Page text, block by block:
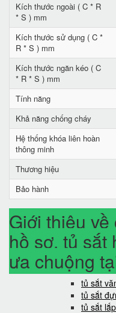
Kích thước ngoài ( C * R
* S ) mm
Kích thước sử dụng ( C *
R * S ) mm
Kích thước ngăn kéo ( C
* R * S ) mm
Tính năng
Khả năng chống cháy
Hệ thống khóa liên hoàn
thông minh
Thương hiệu
Bảo hành
Giới thiệu
hồ sơ, tủ sắt
ưa chuộng
tủ sắt
tủ sắt
tủ sắt